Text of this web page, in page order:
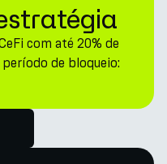
com até 20% de
de bloqueio: